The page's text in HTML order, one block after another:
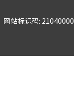
网站标识码: